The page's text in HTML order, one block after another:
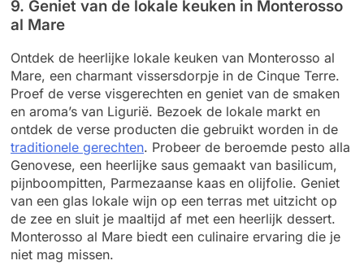
9. Geniet van de lokale keuken in Monterosso
al Mare
Ontdek de heerlijke lokale keuken van Monterosso al
Mare, een charmant vissersdorpje in de Cinque Terre.
Proef de verse visgerechten en geniet van de smaken
en aroma’s van Ligurië. Bezoek de lokale markt en
ontdek de verse producten die gebruikt worden in de
traditionele gerechten. Probeer de beroemde pesto alla
Genovese, een heerlijke saus gemaakt van basilicum,
pijnboompitten, Parmezaanse kaas en olijfolie. Geniet
van een glas lokale wijn op een terras met uitzicht op
de zee en sluit je maaltijd af met een heerlijk dessert.
Monterosso al Mare biedt een culinaire ervaring die je
niet mag missen.